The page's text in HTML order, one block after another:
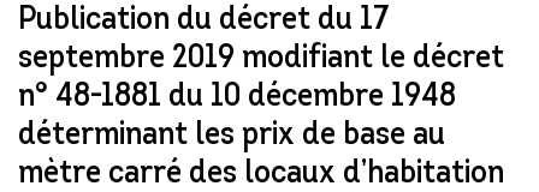
Publication du décret du 17
septembre 2019 modifiant le décret
n° 48-1881 du 10 décembre 1948
déterminant les prix de base au
mètre carré des locaux d’habitation